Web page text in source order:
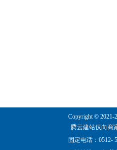
Copyright © 2021-
腾云建站仅向商
固定电话：0512-